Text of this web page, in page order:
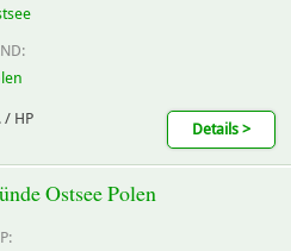
/ HP
Details >
Ostsee Polen